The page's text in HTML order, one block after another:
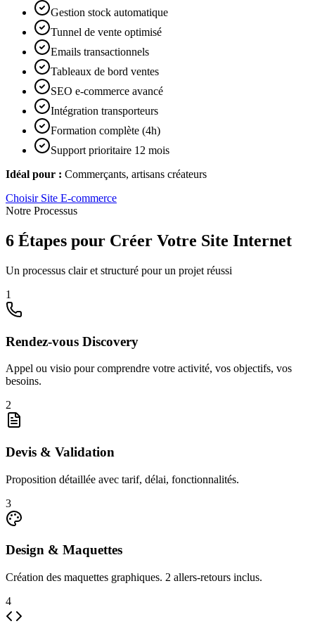
Gestion stock automatique
Tunnel de vente optimisé
Emails transactionnels
Tableaux de bord ventes
SEO e-commerce avancé
Intégration transporteurs
Formation complète (4h)
Support prioritaire 12 mois
Idéal pour : Commerçants, artisans créateurs
Choisir Site E-commerce
Notre Processus
6 Étapes pour Créer Votre Site Internet
Un processus clair et structuré pour un projet réussi
1
Rendez-vous Discovery
Appel ou visio pour comprendre votre activité, vos objectifs, vos
besoins.
2
Devis & Validation
Proposition détaillée avec tarif, délai, fonctionnalités.
3
Design & Maquettes
Création des maquettes graphiques. 2 allers-retours inclus.
4